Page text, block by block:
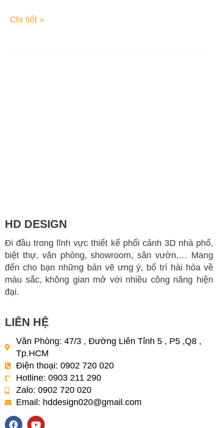
Chi tiết »
HD DESIGN
Đi đầu trong lĩnh vực thiết kế phối cảnh 3D nhà phố,
biệt thự, văn phòng, showroom, sân vườn,… Mang
đến cho bạn những bản vẽ ưng ý, bố trí hài hòa về
màu sắc, không gian mở với nhiều công năng hiện
đại.
LIÊN HỆ
Văn Phòng: 47/3 , Đường Liên Tỉnh 5 , P5 ,Q8 ,
Tp.HCM
Điện thoại: 0902 720 020
Hotline: 0903 211 290
Zalo: 0902 720 020
Email: hddesign020@gmail.com
F
Y